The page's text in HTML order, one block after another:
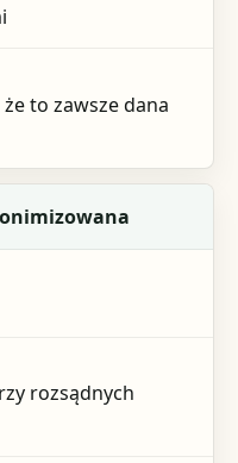
to zawsze dana
rozsądnych